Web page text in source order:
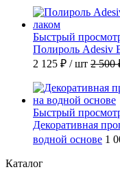
Быстрый
Полироль Adesiv
2 125 ₽ / шт 2 500
Быстрый
Декоративная
водной основе 1
Каталог